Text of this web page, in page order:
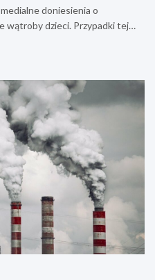
doniesienia o
wątroby dzieci. Przypadki tej…